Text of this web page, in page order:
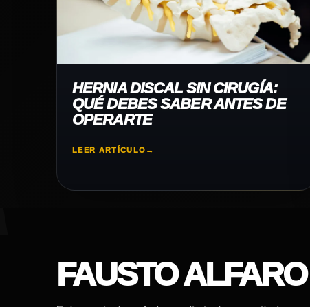
HERNIA DISCAL SIN CIRUGÍA:
QUÉ DEBES SABER ANTES DE
OPERARTE
LEER ARTÍCULO →
FAUSTO ALFARO